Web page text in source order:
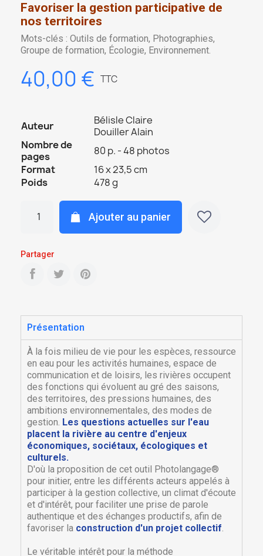
Favoriser la gestion participative de
nos territoires
Mots-clés : Outils de formation, Photographies,
Groupe de formation, Écologie, Environnement.
40,00 € TTC
Auteur
Bélisle Claire
Douiller Alain
Nombre de
pages
80 p. - 48 photos
Format
16 x 23,5 cm
Poids
478 g
Ajouter au panier
Partager
Présentation
À la fois milieu de vie pour les espèces, ressource
en eau pour les activités humaines, espace de
communication et de loisirs, les rivières occupent
des fonctions qui évoluent au gré des saisons,
des territoires, des pressions humaines, des
ambitions environnementales, des modes de
gestion. Les questions actuelles sur l'eau
placent la rivière au centre d'enjeux
économiques, sociétaux, écologiques et
culturels.
D'où la proposition de cet outil Photolangage®
pour initier, entre les différents acteurs appelés à
participer à la gestion collective, un climat d'écoute
et d'intérêt, pour faciliter une prise de parole
authentique et des échanges productifs, afin de
favoriser la construction d'un projet collectif.
Le véritable intérêt pour la méthode